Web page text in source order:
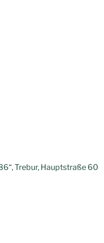
Trebur, Hauptstraße 60